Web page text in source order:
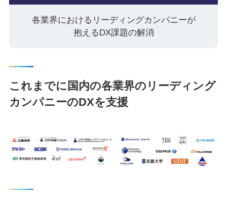
各業界におけるリーディングカンパニーが
抱えるDX課題の解消
これまでに国内の各業界のリーディング
カンパニーのDXを支援